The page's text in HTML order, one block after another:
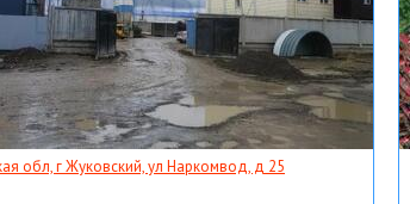
обл, г Жуковский, ул Наркомвод, д 25